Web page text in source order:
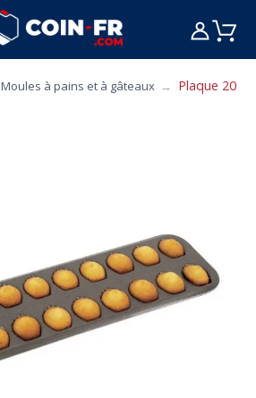
CUISINE MOBILIER
Moules à pains et à gâteaux Plaque 20